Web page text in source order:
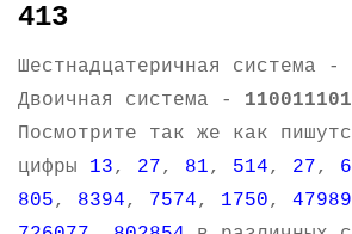
413
Шестнадцатеричная система -
Двоичная система - 110011101
Посмотрите так же как
цифры 13, 27, 81, 514, 27,
805, 8394, 7574, 1750, 47989